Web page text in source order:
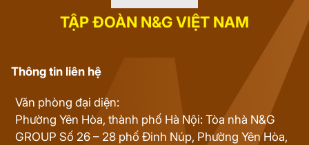
TẬP ĐOÀN N&G VIỆT NAM
Thông tin liên hệ
Văn phòng đại diện:
Phường Yên Hòa, thành phố Hà Nội: Tòa nhà N&G
GROUP Số 26 – 28 phố Đinh Núp, Phường Yên Hòa,